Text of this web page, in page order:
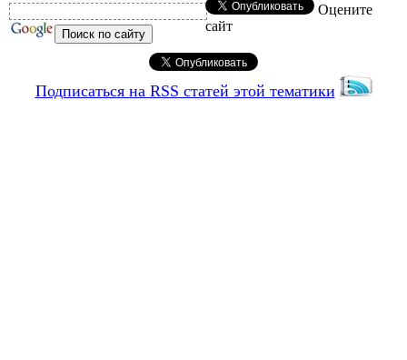
Оцените
сайт
Подписаться на RSS статей этой тематики